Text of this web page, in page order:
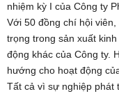
nhiệm kỳ I của Công ty
Với 50 đồng chí hội
trọng trong sản xuất
động khác của Công ty.
hướng cho hoạt động
Tất cả vì sự nghiệp phát